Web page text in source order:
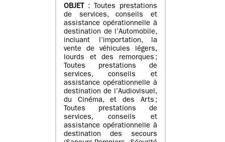
OBJET
: Toutes prestations
de services, conseils et
assistance opérationnelle à
destination de l’Automobile,
incluant l’importation, la
vente de véhicules légers,
lourds et des remorques ;
Toutes prestations de
services, conseils et
assistance opérationnelle à
destination de l’Audiovisuel,
du Cinéma, et des Arts ;
Toutes prestations de
services, conseils et
assistance opérationnelle à
destination des secours